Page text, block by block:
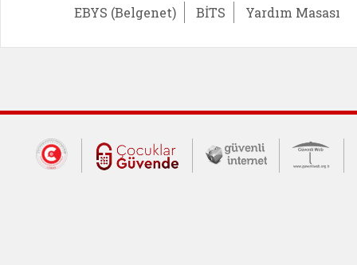
EBYS (Belgenet)
BİTS Yardım Masası
Dış Bağlantılar
Cumhurbaşkanlığı İletişim Merkezi
Çocuklar Güvende (yeni
Güvenli